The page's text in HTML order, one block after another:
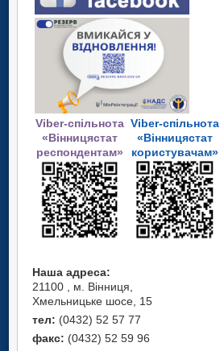
Viber-спільнота
«Вінницястат
респондентам»
Viber-спільнота
«Вінницястат
користувачам»
Наша адреса:
21100 , м. Вінниця,
Хмельницьке шосе, 15
тел: (0432) 52 57 77
факс: (0432) 52 59 96